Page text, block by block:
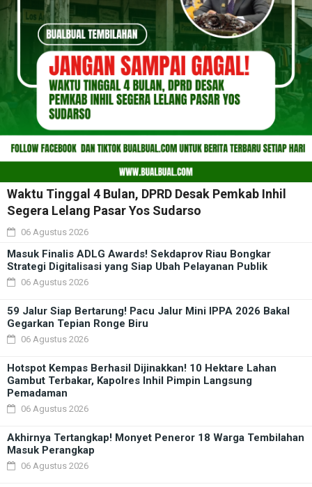
Waktu Tinggal 4 Bulan, DPRD Desak Pemkab Inhil
Segera Lelang Pasar Yos Sudarso
06 Agustus 2026
Masuk Finalis ADLG Awards! Sekdaprov Riau Bongkar
Strategi Digitalisasi yang Siap Ubah Pelayanan Publik
06 Agustus 2026
59 Jalur Siap Bertarung! Pacu Jalur Mini IPPA 2026 Bakal
Gegarkan Tepian Ronge Biru
06 Agustus 2026
Hotspot Kempas Berhasil Dijinakkan! 10 Hektare Lahan
Gambut Terbakar, Kapolres Inhil Pimpin Langsung
Pemadaman
06 Agustus 2026
Akhirnya Tertangkap! Monyet Peneror 18 Warga Tembilahan
Masuk Perangkap
06 Agustus 2026